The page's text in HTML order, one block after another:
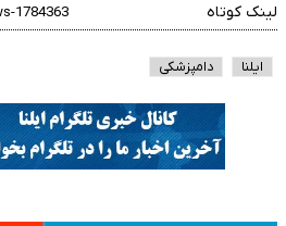
لینک کوتاه
ایلنا دامپزشکی